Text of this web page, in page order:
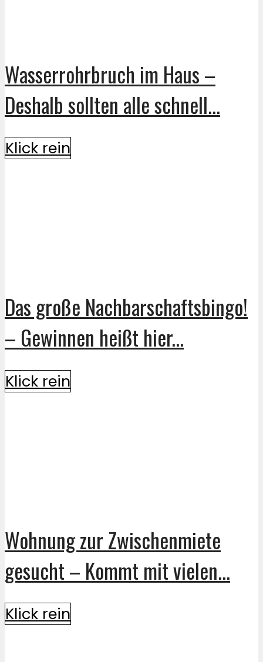
Wasserrohrbruch im Haus –
Deshalb sollten alle schnell...
Klick rein
Das große Nachbarschaftsbingo!
– Gewinnen heißt hier...
Klick rein
Wohnung zur Zwischenmiete
gesucht – Kommt mit vielen...
Klick rein